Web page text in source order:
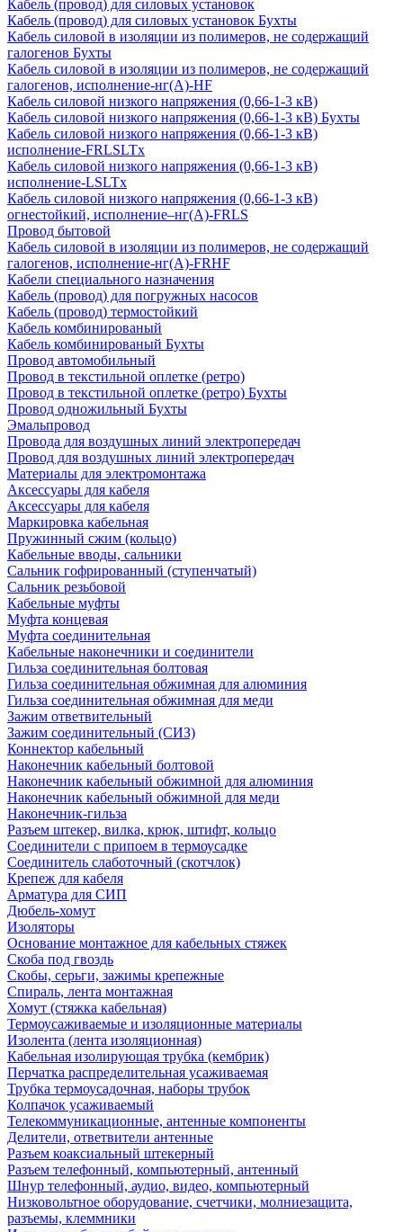
Кабель (провод) для силовых установок
Кабель (провод) для силовых установок Бухты
Кабель силовой в изоляции из полимеров, не содержащий
галогенов Бухты
Кабель силовой в изоляции из полимеров, не содержащий
галогенов, исполнение-нг(А)-HF
Кабель силовой низкого напряжения (0,66-1-3 кВ)
Кабель силовой низкого напряжения (0,66-1-3 кВ) Бухты
Кабель силовой низкого напряжения (0,66-1-3 кВ)
исполнение-FRLSLTx
Кабель силовой низкого напряжения (0,66-1-3 кВ)
исполнение-LSLTx
Кабель силовой низкого напряжения (0,66-1-3 кВ)
огнестойкий, исполнение–нг(А)-FRLS
Провод бытовой
Кабель силовой в изоляции из полимеров, не содержащий
галогенов, исполнение-нг(А)-FRHF
Кабели специального назначения
Кабель (провод) для погружных насосов
Кабель (провод) термостойкий
Кабель комбинированый
Кабель комбинированый Бухты
Провод автомобильный
Провод в текстильной оплетке (ретро)
Провод в текстильной оплетке (ретро) Бухты
Провод одножильный Бухты
Эмальпровод
Провода для воздушных линий электропередач
Провод для воздушных линий электропередач
Материалы для электромонтажа
Аксессуары для кабеля
Аксессуары для кабеля
Маркировка кабельная
Пружинный сжим (кольцо)
Кабельные вводы, сальники
Сальник гофрированный (ступенчатый)
Сальник резьбовой
Кабельные муфты
Муфта концевая
Муфта соединительная
Кабельные наконечники и соединители
Гильза соединительная болтовая
Гильза соединительная обжимная для алюминия
Гильза соединительная обжимная для меди
Зажим ответвительный
Зажим соединительный (СИЗ)
Коннектор кабельный
Наконечник кабельный болтовой
Наконечник кабельный обжимной для алюминия
Наконечник кабельный обжимной для меди
Наконечник-гильза
Разъем штекер, вилка, крюк, штифт, кольцо
Соединители с припоем в термоусадке
Соединитель слаботочный (скотчлок)
Крепеж для кабеля
Арматура для СИП
Дюбель-хомут
Изоляторы
Основание монтажное для кабельных стяжек
Скоба под гвоздь
Скобы, серьги, зажимы крепежные
Спираль, лента монтажная
Хомут (стяжка кабельная)
Термоусаживаемые и изоляционные материалы
Изолента (лента изоляционная)
Кабельная изолирующая трубка (кембрик)
Перчатка распределительная усаживаемая
Трубка термоусадочная, наборы трубок
Колпачок усаживаемый
Телекоммуникационные, антенные компоненты
Делители, ответвители антенные
Разъем коаксиальный штекерный
Разъем телефонный, компьютерный, антенный
Шнур телефонный, аудио, видео, компьютерный
Низковольтное оборудование, счетчики, молниезащита,
разъемы, клеммники